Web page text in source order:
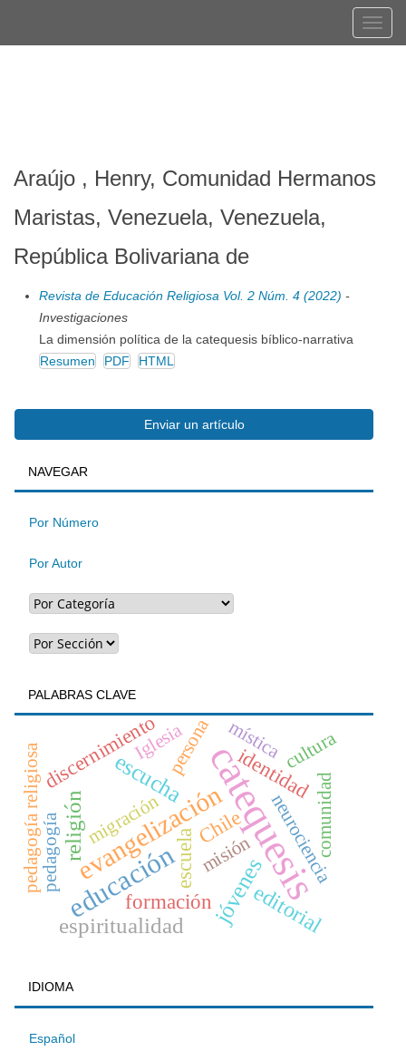
Araújo , Henry, Comunidad Hermanos
Maristas, Venezuela, Venezuela,
República Bolivariana de
Revista de Educación Religiosa Vol. 2 Núm. 4 (2022) -
Investigaciones
La dimensión política de la catequesis bíblico-narrativa
Resumen
PDF HTML
Enviar
un
artículo
Enviar un artículo
BUSQUEDA
NAVEGAR
Por Número
Por Autor
PALABRAS CLAVE
catequesis
educación
evangelización
escucha
jóvenes
espiritualidad
religión
editorial
Chile
formación
discernimiento
escuela
identidad
neurociencia
migración
pedagogía religiosa cultura
mística
comunidad
persona
pedagogía misión
Iglesia
IDIOMA
Español